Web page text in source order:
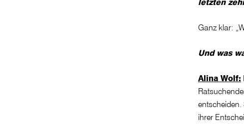
Ganz klar:
Und was
Alina Wolf:
entscheiden.
ihrer